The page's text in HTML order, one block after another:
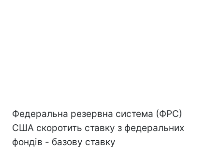
Федеральна резервна система (ФРС)
США скоротить ставку з федеральних
фондів - базову ставку